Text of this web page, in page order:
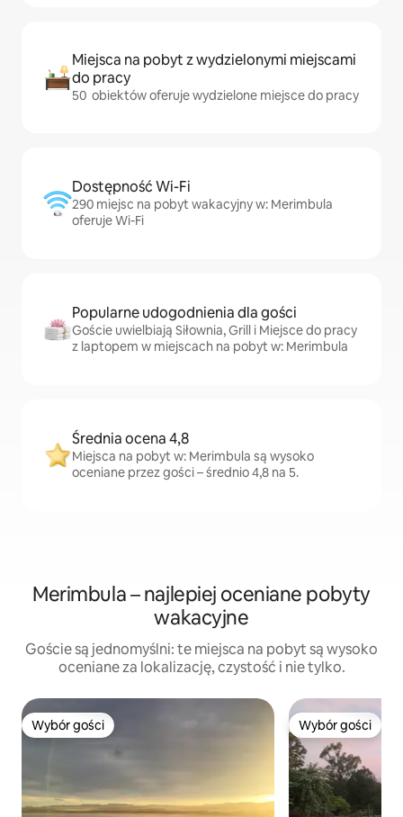
Miejsca na pobyt z wydzielonymi miejscami
do pracy
50 obiektów oferuje wydzielone miejsce do pracy
Dostępność Wi-Fi
290 miejsc na pobyt wakacyjny w: Merimbula
oferuje Wi-Fi
Popularne udogodnienia dla gości
Goście uwielbiają Siłownia, Grill i Miejsce do pracy
z laptopem w miejscach na pobyt w: Merimbula
Średnia ocena 4,8
Miejsca na pobyt w: Merimbula są wysoko
oceniane przez gości – średnio 4,8 na 5.
Merimbula – najlepiej oceniane pobyty
wakacyjne
Goście są jednomyślni: te miejsca na pobyt są wysoko
oceniane za lokalizację, czystość i nie tylko.
Wybór gości
Wybór gości Wybór gości
Wybór gości